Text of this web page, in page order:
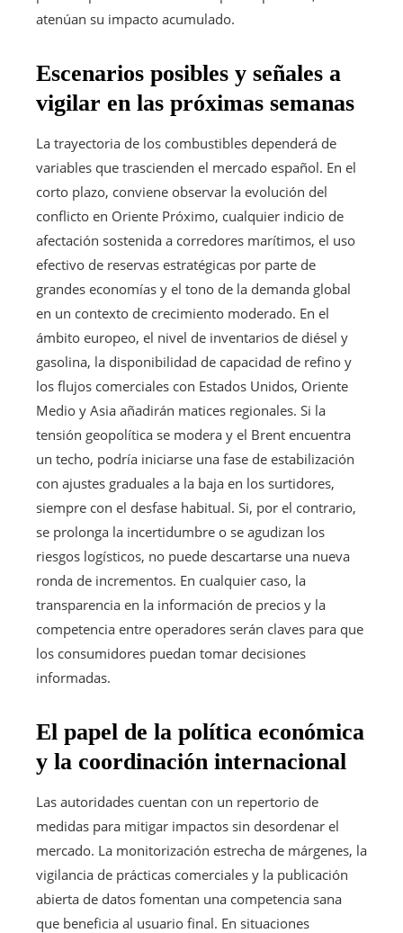
atenúan su impacto acumulado.
Escenarios posibles y señales a
vigilar en las próximas semanas
La trayectoria de los combustibles dependerá de
variables que trascienden el mercado español. En el
corto plazo, conviene observar la evolución del
conflicto en Oriente Próximo, cualquier indicio de
afectación sostenida a corredores marítimos, el uso
efectivo de reservas estratégicas por parte de
grandes economías y el tono de la demanda global
en un contexto de crecimiento moderado. En el
ámbito europeo, el nivel de inventarios de diésel y
gasolina, la disponibilidad de capacidad de refino y
los flujos comerciales con Estados Unidos, Oriente
Medio y Asia añadirán matices regionales. Si la
tensión geopolítica se modera y el Brent encuentra
un techo, podría iniciarse una fase de estabilización
con ajustes graduales a la baja en los surtidores,
siempre con el desfase habitual. Si, por el contrario,
se prolonga la incertidumbre o se agudizan los
riesgos logísticos, no puede descartarse una nueva
ronda de incrementos. En cualquier caso, la
transparencia en la información de precios y la
competencia entre operadores serán claves para que
los consumidores puedan tomar decisiones
informadas.
El papel de la política económica
y la coordinación internacional
Las autoridades cuentan con un repertorio de
medidas para mitigar impactos sin desordenar el
mercado. La monitorización estrecha de márgenes, la
vigilancia de prácticas comerciales y la publicación
abierta de datos fomentan una competencia sana
que beneficia al usuario final. En situaciones